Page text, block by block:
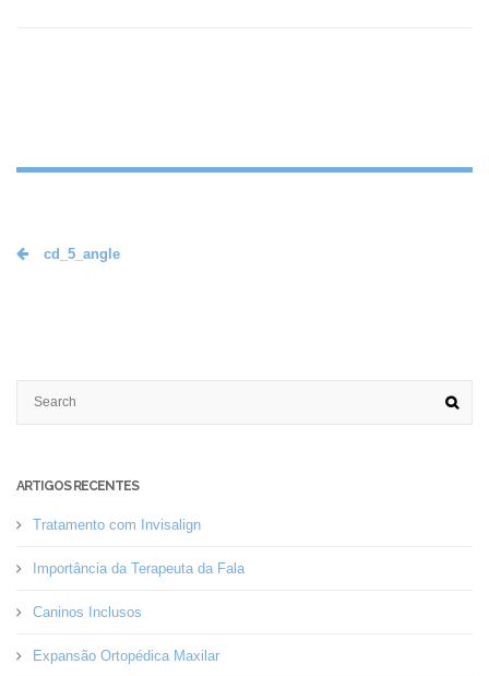
cd_5_angle
ARTIGOS RECENTES
Tratamento com Invisalign
Importância da Terapeuta da Fala
Caninos Inclusos
Expansão Ortopédica Maxilar